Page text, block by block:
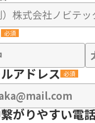
必須
アドレス 必須
がりやすい電